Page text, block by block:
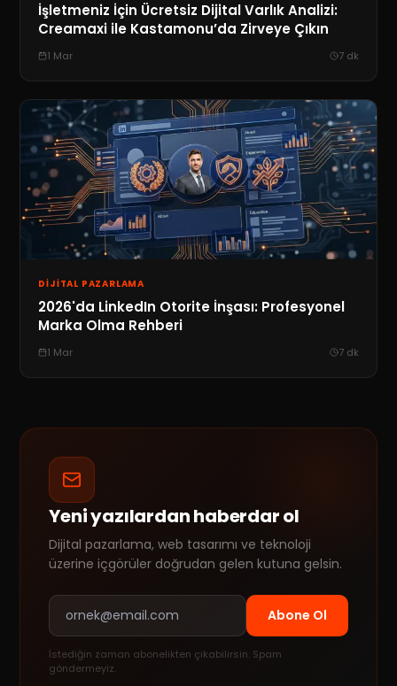
İşletmeniz İçin Ücretsiz Dijital Varlık Analizi:
Creamaxi ile Kastamonu’da Zirveye Çıkın
1 Mar 7dk
DIJITAL PAZARLAMA
2026'da LinkedIn Otorite İnşası: Profesyonel
Marka Olma Rehberi
1 Mar 7dk
Yeni yazılardan haberdar ol
Dijital pazarlama, web tasarımı ve teknoloji
üzerine içgörüler doğrudan gelen kutuna gelsin.
Abone Ol
İstediğin zaman abonelikten çıkabilirsin. Spam
göndermeyiz.